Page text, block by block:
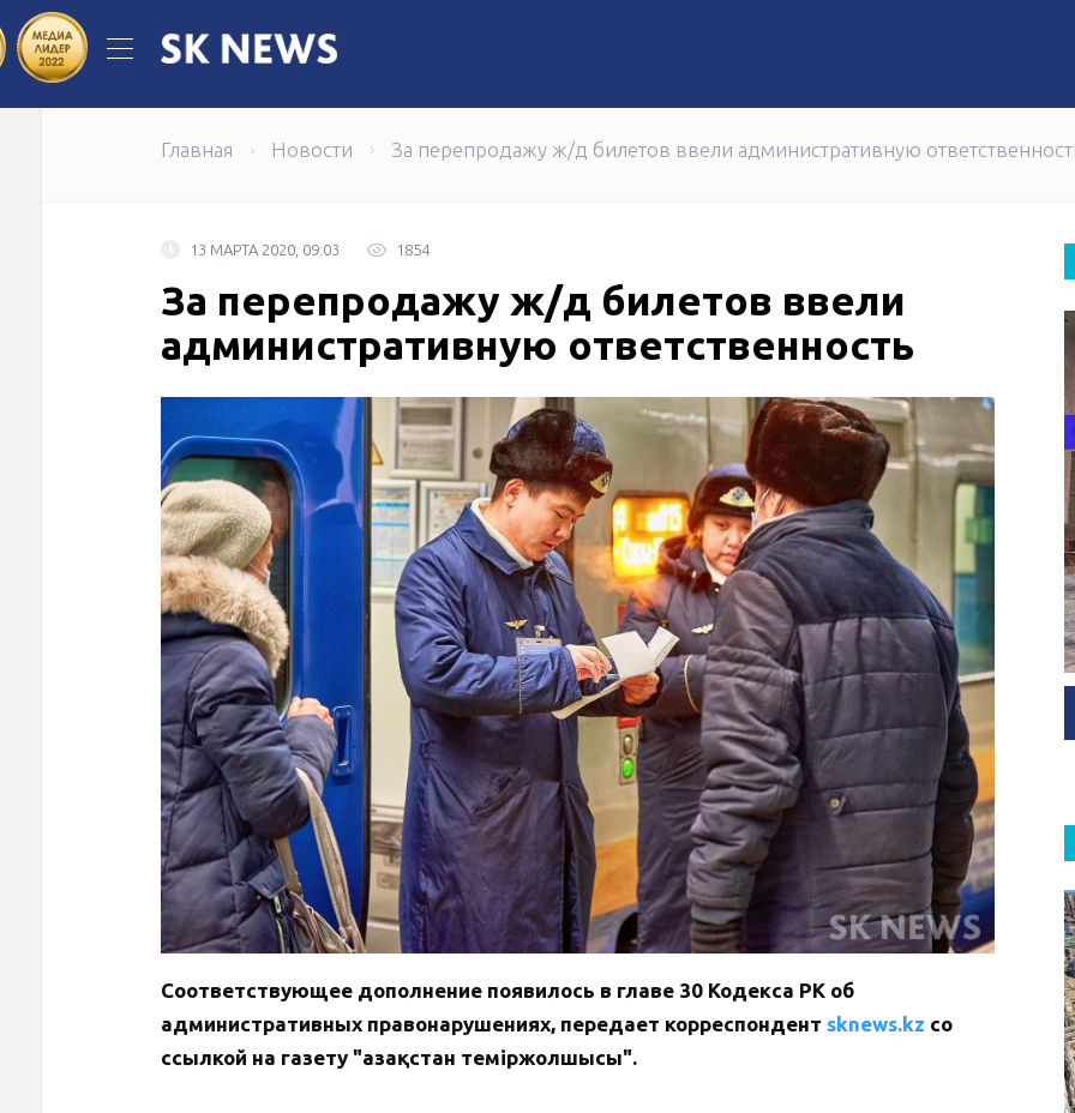
70 вокзалов обновили в Казахстане за два месяца Жандос Қайыргелді возглавил
Главная Новости За перепродажу ж/д билетов ввели административную
13 МАРТА 2020, 09:03 1854
За перепродажу ж/д билетов ввели
административную ответственность
Соответствующее дополнение появилось в главе 30 Кодекса РК об
административных правонарушениях, передает корреспондент sknews.kz со
ссылкой на газету "Қазақстан теміржолшысы".